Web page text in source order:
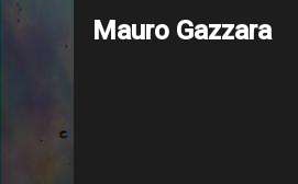
Mauro Gazzara